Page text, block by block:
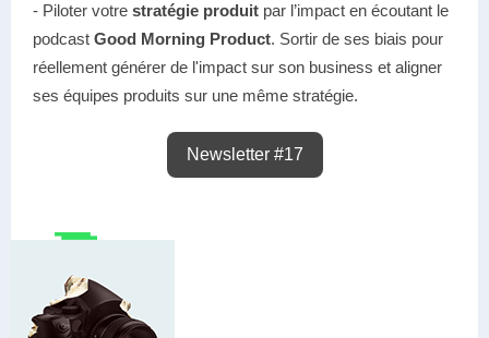
- Piloter votre stratégie produit par l’impact en écoutant le
podcast Good Morning Product. Sortir de ses biais pour
réellement générer de l'impact sur son business et aligner
ses équipes produits sur une même stratégie.
Newsletter #17